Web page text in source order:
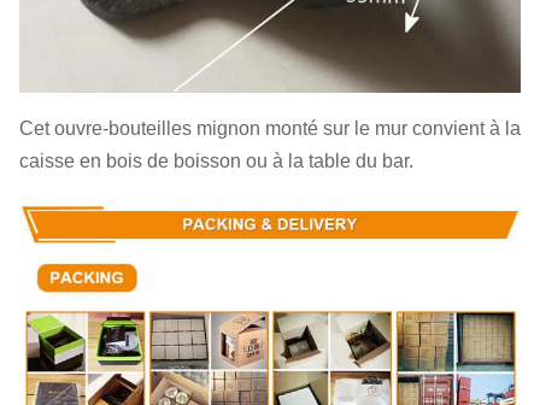
Cet ouvre-bouteilles mignon monté sur le mur convient à la
caisse en bois de boisson ou à la table du bar.